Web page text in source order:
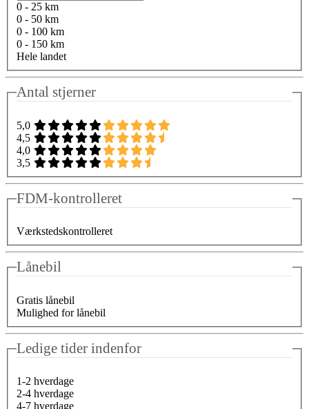
0 - 25 km
0 - 50 km
0 - 100 km
0 - 150 km
Hele landet
Antal stjerner
5,0
4,5
4,0
3,5
FDM-kontrolleret
Værkstedskontrolleret
Lånebil
Gratis lånebil
Mulighed for lånebil
Ledige tider indenfor
1-2 hverdage
2-4 hverdage
4-7 hverdage